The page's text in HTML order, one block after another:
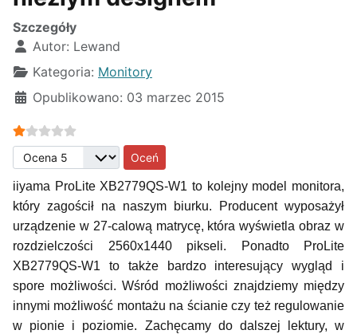
Szczegóły
Autor: Lewand
Kategoria: Monitory
Opublikowano: 03 marzec 2015
Ocena użytkowników:
Proszę, oceń
iiyama ProLite XB2779QS-W1 to kolejny model monitora,
który zagościł na naszym biurku. Producent wyposażył
urządzenie w 27-calową matrycę, która wyświetla obraz w
rozdzielczości 2560x1440 pikseli. Ponadto ProLite
XB2779QS-W1 to także bardzo interesujący wygląd i
spore możliwości. Wśród możliwości znajdziemy między
innymi możliwość montażu na ścianie czy też regulowanie
w pionie i poziomie. Zachęcamy do dalszej lektury, w